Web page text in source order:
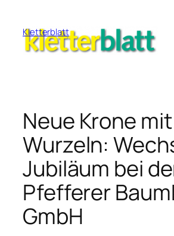
Inhalt
springen
Kletterblatt
Neue Krone
Wurzeln:
Jubiläum bei
Pfefferer
GmbH